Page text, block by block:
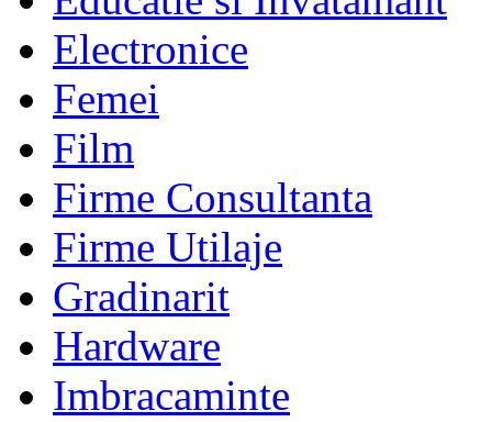
Electronice
Femei
Film
Firme Consultanta
Firme Utilaje
Gradinarit
Hardware
Imbracaminte